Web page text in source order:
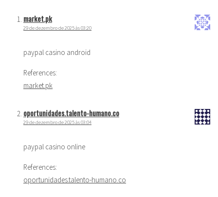
market.pk
29 de dezembro de 2025 às 03:20
paypal casino android
References:
market.pk
oportunidades.talento-humano.co
29 de dezembro de 2025 às 03:04
paypal casino online
References:
oportunidades.talento-humano.co